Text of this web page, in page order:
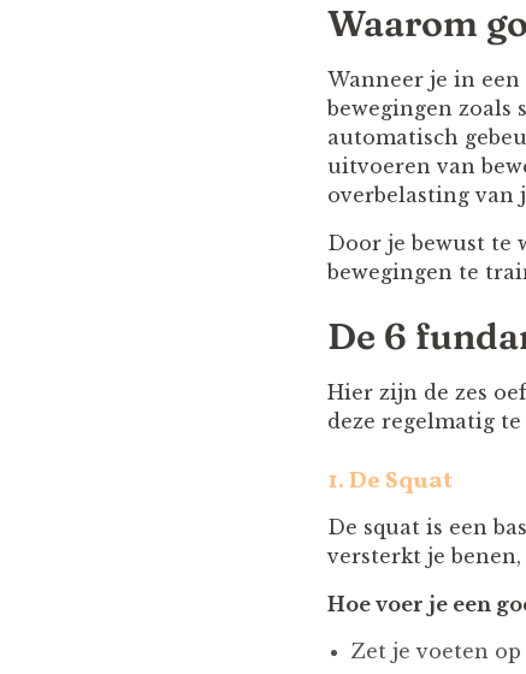
Waarom
Wanneer je in
bewegingen zoals
automatisch
uitvoeren van
overbelasting van
Door je bewust te
bewegingen te
De 6
Hier zijn de zes
deze regelmatig
1.De Squat
De squat is een
versterkt je
Hoe voer je een
Zet je voeten